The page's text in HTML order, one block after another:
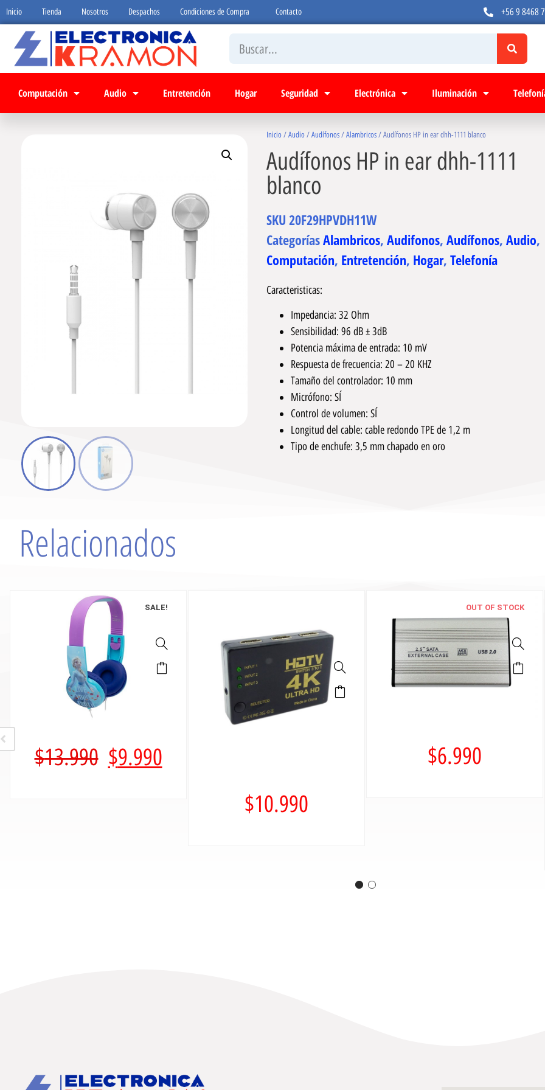
Inicio Tienda Nosotros Despachos Condiciones de Compra Contacto +56 9 8468
Computación Audio Entretención Hogar Seguridad Electrónica Iluminación
Inicio /Audio /Audífonos /Alambricos / Audífonos HP in ear dhh-1111 blanco
Audífonos HP in ear dhh-1111
blanco
SKU20F29HPVDH11W
CategoríasAlambricos,Audifonos,Audífonos,Audio,
Computación, Entretención, Hogar,Telefonía
Caracteristicas:
Impedancia: 32 Ohm
Sensibilidad: 96 dB ± 3dB
Potencia máxima de entrada: 10 mV
Respuesta de frecuencia: 20 – 20 KHZ
Tamaño del controlador: 10 mm
Micrófono: SÍ
Control de volumen: SÍ
Longitud del cable: cable redondo TPE de 1,2 m
Tipo de enchufe: 3,5 mm chapado en oro
Relacionados
SALE!
$13.990 $9.990
$10.990
OUT OF STOCK
$6.990